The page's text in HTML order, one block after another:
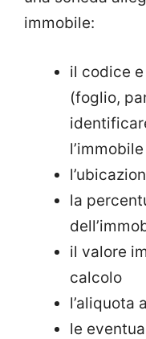
immobile:
il codice
(foglio,
l’immobile
la
il valore
calcolo
l’aliquota
le